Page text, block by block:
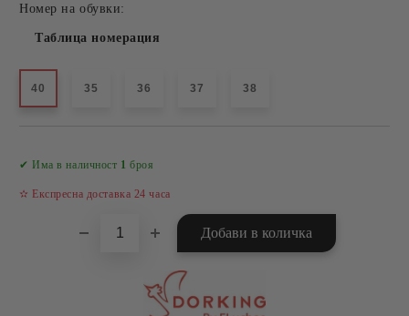
Номер на обувки:
Таблица номерация
40 35 36 37 38
✔ Има в наличност 1 броя
✫ Експресна доставка 24 часа